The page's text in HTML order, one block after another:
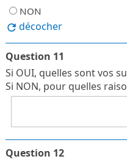
NON
décocher
Question 11
Si OUI, quelles sont vos
Si NON, pour quelles
Question 12